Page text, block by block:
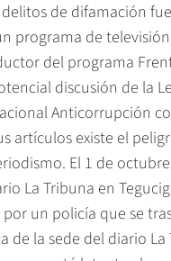
de difamación
programa de
del programa
discusión de la
Anticorrupción
artículos existe el
El 1 de
La Tribuna en
un policía que se
de la sede del diario